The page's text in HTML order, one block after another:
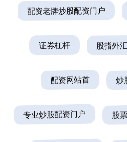
配资老牌炒股配资门户
证券杠杆 股指外
配资网站首 炒
专业炒股配资门户 股